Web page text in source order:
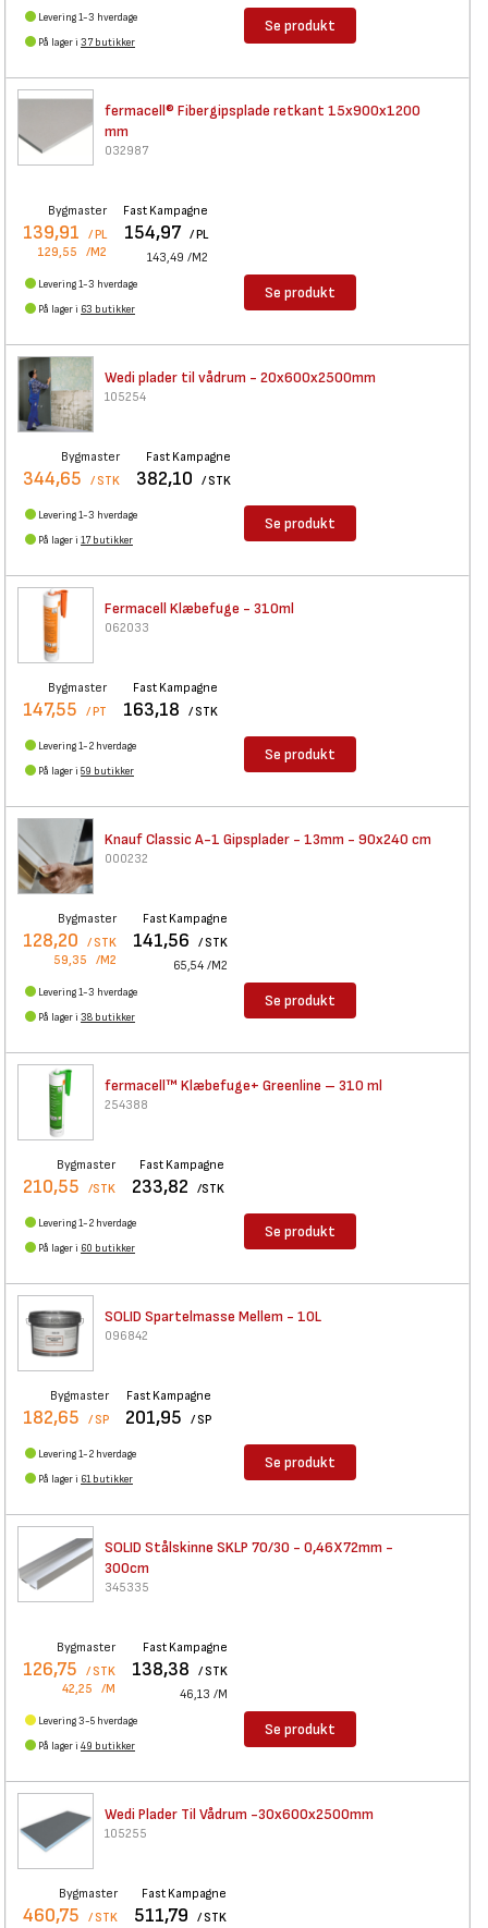
Levering 1-3 hverdage
På lager i 37 butikker
Se produkt
fermacell® Fibergipsplade retkant 15x900x1200
mm
032987
Bygmaster
139,91 / PL
129,55 /M2
Fast Kampagne
154,97 / PL
143,49 /M2
Levering 1-3 hverdage
På lager i 63 butikker
Se produkt
Wedi plader til vådrum - 20x600x2500mm
105254
Bygmaster
344,65 / STK
Fast Kampagne
382,10 / STK
Levering 1-3 hverdage
På lager i 17 butikker
Se produkt
Fermacell Klæbefuge - 310ml
062033
Bygmaster
147,55 / PT
Fast Kampagne
163,18 / STK
Levering 1-2 hverdage
På lager i 59 butikker
Se produkt
Knauf Classic A-1 Gipsplader - 13mm - 90x240 cm
000232
Bygmaster
128,20 / STK
59,35 /M2
Fast Kampagne
141,56 / STK
65,54 /M2
Levering 1-3 hverdage
På lager i 38 butikker
Se produkt
fermacell™ Klæbefuge+ Greenline – 310 ml
254388
Bygmaster
210,55 /STK
Fast Kampagne
233,82 /STK
Levering 1-2 hverdage
På lager i 60 butikker
Se produkt
SOLID Spartelmasse Mellem - 10L
096842
Bygmaster
182,65 / SP
Fast Kampagne
201,95 / SP
Levering 1-2 hverdage
På lager i 61 butikker
Se produkt
SOLID Stålskinne SKLP 70/30 - 0,46X72mm -
300cm
345335
Bygmaster
126,75 / STK
42,25 /M
Fast Kampagne
138,38 / STK
46,13 /M
Levering 3-5 hverdage
På lager i 49 butikker
Se produkt
Wedi Plader Til Vådrum -30x600x2500mm
105255
Bygmaster
460,75 / STK
Fast Kampagne
511,79 / STK